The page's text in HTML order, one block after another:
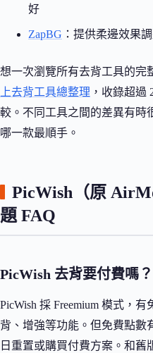
好
ZapBG ：提供柔邊效果
想一次瀏覽所有去背工具的完
上去背工具總整理 ，收錄超過
較。不同工具之間的差異有時
哪一款最順手。
PicWish（原
題 FAQ
PicWish 去背要付費嗎？
PicWish 採 Freemium 模式，
背、增強等功能。但免費點數
日重置或購買付費方案。和舊